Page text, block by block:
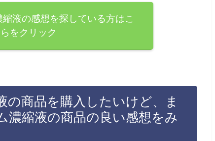
液の感想を探している方はこ
をクリック
の商品を購入したいけど、ま
濃縮液の商品の良い感想をみ